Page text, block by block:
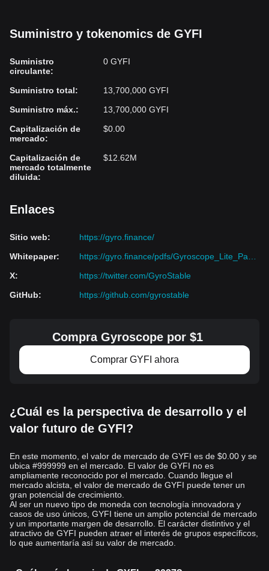
Suministro y tokenomics de GYFI
Suministro
circulante:
0 GYFI
Suministro total:
13,700,000 GYFI
Suministro máx.:
13,700,000 GYFI
Capitalización de
mercado:
$0.00
Capitalización de
mercado totalmente
diluida:
$12.62M
Enlaces
Sitio web:
https://gyro.finance/
Whitepaper:
X:
https://twitter.com/GyroStable
GitHub: https://github.com/gyrostable
Compra Gyroscope por $1
Comprar GYFI ahora
¿Cuál es la perspectiva de desarrollo y el
valor futuro de GYFI?
En este momento, el valor de mercado de GYFI es de $0.00 y se
ubica #999999 en el mercado. El valor de GYFI no es
ampliamente reconocido por el mercado. Cuando llegue el
mercado alcista, el valor de mercado de GYFI puede tener un
gran potencial de crecimiento.
Al ser un nuevo tipo de moneda con tecnología innovadora y
casos de uso únicos, GYFI tiene un amplio potencial de mercado
y un importante margen de desarrollo. El carácter distintivo y el
atractivo de GYFI pueden atraer el interés de grupos específicos,
lo que aumentaría así su valor de mercado.